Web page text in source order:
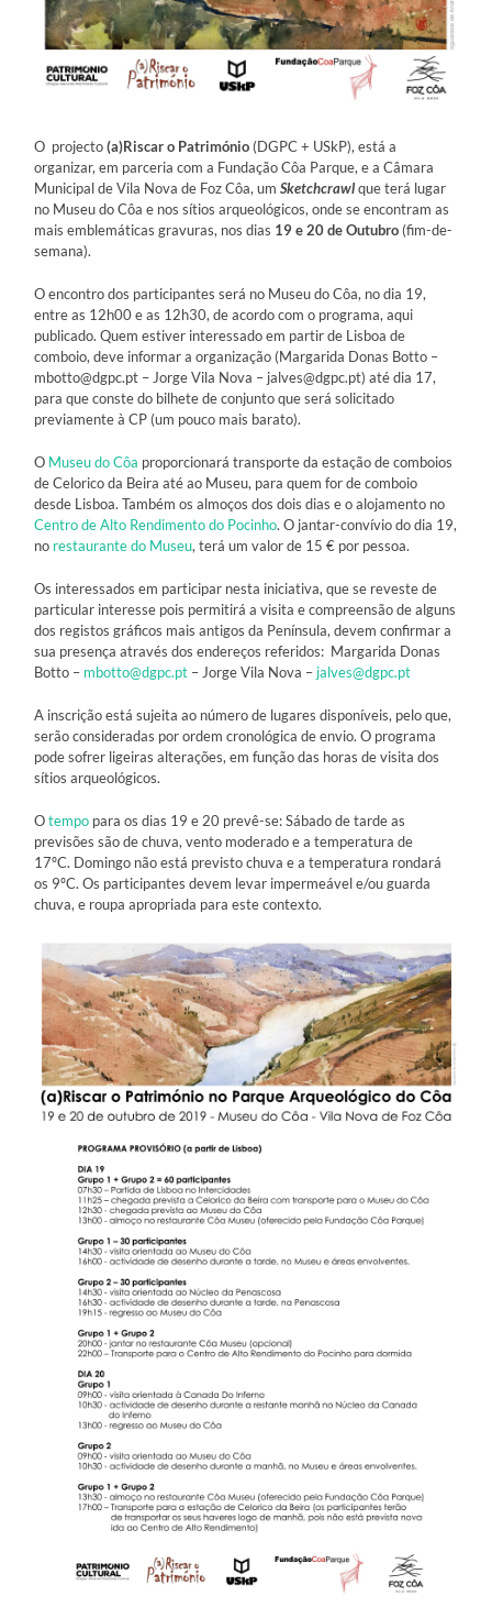
O projecto(a)Riscar o Património (DGPC + USkP), está a
organizar, em parceria com a Fundação Côa Parque, e a Câmara
Municipal de Vila Nova de Foz Côa, umSketchcrawl que terá lugar
no Museu do Côa e nos sítios arqueológicos, onde se encontram as
mais emblemáticas gravuras, nos dias 19 e 20 de Outubro (fim-de-
semana).
O encontro dos participantes será no Museu do Côa, no dia 19,
entre as 12h00 e as 12h30, de acordo com o programa, aqui
publicado. Quem estiver interessado em partir de Lisboa de
comboio, deve informar a organização (Margarida Donas Botto –
mbotto@dgpc.pt – Jorge Vila Nova – jalves@dgpc.pt) até dia 17,
para que conste do bilhete de conjunto que será solicitado
previamente à CP (um pouco mais barato).
O Museu do Côa proporcionará transporte da estação de comboios
de Celorico da Beira até ao Museu, para quem for de comboio
desde Lisboa. Também os almoços dos dois dias e o alojamento no
Centro de Alto Rendimento do Pocinho. O jantar-convívio do dia 19,
no restaurante do Museu, terá um valor de 15 € por pessoa.
Os interessados em participar nesta iniciativa, que se reveste de
particular interesse pois permitirá a visita e compreensão de alguns
dos registos gráficos mais antigos da Península, devem confirmar a
sua presença através dos endereços referidos: Margarida Donas
Botto – mbotto@dgpc.pt – Jorge Vila Nova – jalves@dgpc.pt
A inscrição está sujeita ao número de lugares disponíveis, pelo que,
serão consideradas por ordem cronológica de envio. O programa
pode sofrer ligeiras alterações, em função das horas de visita dos
sítios arqueológicos.
Otempo para os dias 19 e 20 prevê-se: Sábado de tarde as
previsões são de chuva, vento moderado e a temperatura de
17ºC. Domingo não está previsto chuva e a temperatura rondará
os 9ºC. Os participantes devem levar impermeável e/ou guarda
chuva, e roupa apropriada para este contexto.